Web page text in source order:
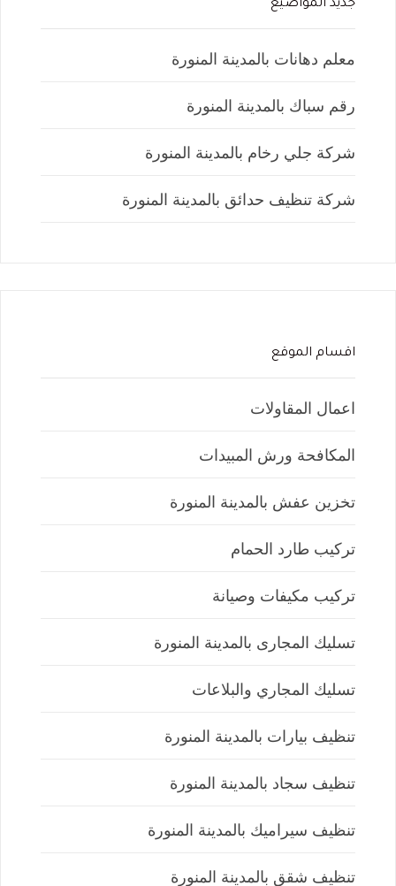
جديد المواضيع
معلم دهانات بالمدينة المنورة
رقم سباك بالمدينة المنورة
شركة جلي رخام بالمدينة المنورة
شركة تنظيف حدائق بالمدينة المنورة
اقسام الموقع
اعمال المقاولات
المكافحة ورش المبيدات
تخزين عفش بالمدينة المنورة
تركيب طارد الحمام
تركيب مكيفات وصيانة
تسليك المجارى بالمدينة المنورة
تسليك المجاري والبلاعات
تنظيف بيارات بالمدينة المنورة
تنظيف سجاد بالمدينة المنورة
تنظيف سيراميك بالمدينة المنورة
تنظيف شقق بالمدينة المنورة